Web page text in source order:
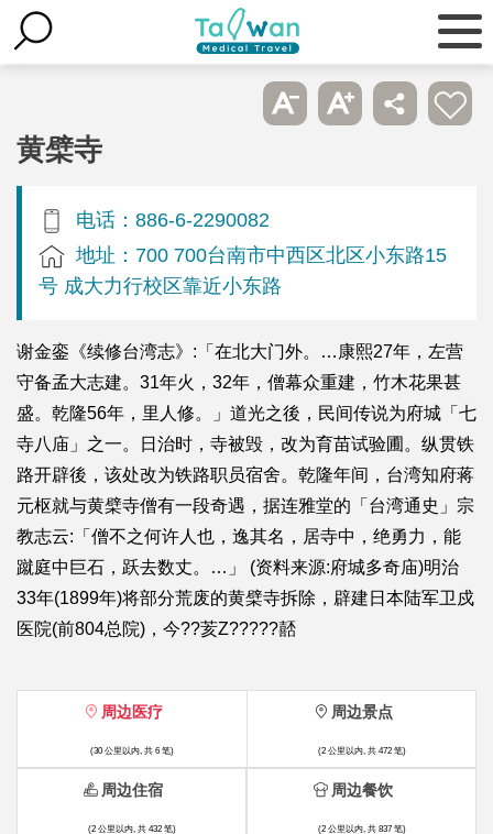
黄檗寺
电话：886-6-2290082
地址：700 700台南市中西区北区小东路15
号 成大力行校区靠近小东路
谢金銮《续修台湾志》:「在北大门外。…康熙27年，左营
守备孟大志建。31年火，32年，僧幕众重建，竹木花果甚
盛。乾隆56年，里人修。」道光之後，民间传说为府城「七
寺八庙」之一。日治时，寺被毁，改为育苗试验圃。纵贯铁
路开辟後，该处改为铁路职员宿舍。乾隆年间，台湾知府蒋
元枢就与黄檗寺僧有一段奇遇，据连雅堂的「台湾通史」宗
教志云:「僧不之何许人也，逸其名，居寺中，绝勇力，能
蹴庭中巨石，跃去数丈。…」 (资料来源:府城多奇庙)明治
33年(1899年)将部分荒废的黄檗寺拆除，辟建日本陆军卫戍
医院(前804总院)，今??荄Ζ?????嚭
周边医疗
(30 公里以内, 共 6 笔)
周边景点
(2 公里以内, 共 472 笔)
周边住宿
(2 公里以内, 共 432 笔)
周边餐饮
(2 公里以内, 共 837 笔)